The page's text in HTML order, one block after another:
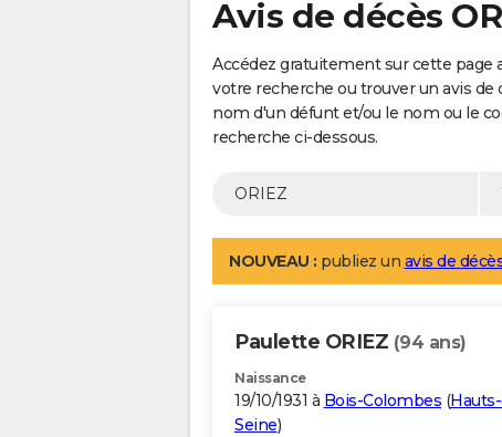
Avis de décès
Accédez gratuitement sur cette page
votre recherche ou trouver un avis de
nom d'un défunt et/ou le nom ou le
recherche ci-dessous.
NOUVEAU : publiez un avis de
Paulette ORIEZ (94 ans)
Naissance
19/10/1931 à Bois-Colombes (
Seine)